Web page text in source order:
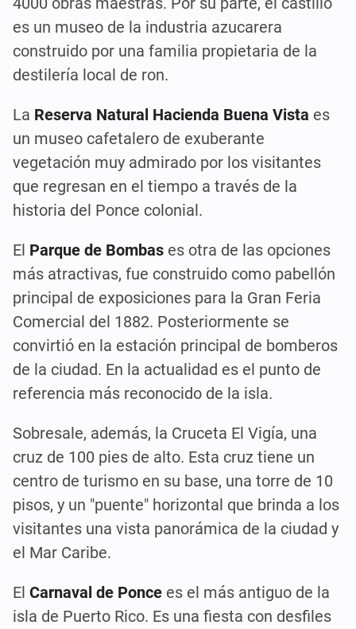
es un museo de la industria azucarera
construido por una familia propietaria de la
destilería local de ron.
La Reserva Natural Hacienda Buena Vista es
un museo cafetalero de exuberante
vegetación muy admirado por los visitantes
que regresan en el tiempo a través de la
historia del Ponce colonial.
El Parque de Bombas es otra de las opciones
más atractivas, fue construido como pabellón
principal de exposiciones para la Gran Feria
Comercial del 1882. Posteriormente se
convirtió en la estación principal de bomberos
de la ciudad. En la actualidad es el punto de
referencia más reconocido de la isla.
Sobresale, además, la Cruceta El Vigía, una
cruz de 100 pies de alto. Esta cruz tiene un
centro de turismo en su base, una torre de 10
pisos, y un "puente" horizontal que brinda a los
visitantes una vista panorámica de la ciudad y
el Mar Caribe.
El Carnaval de Ponce es el más antiguo de la
isla de Puerto Rico. Es una fiesta con desfiles